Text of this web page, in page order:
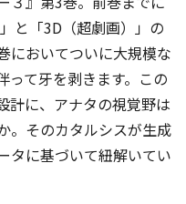
と「3D（超劇画）」の
においてついに大規模な
って牙を剥きます。この
計に、アナタの視覚野は
。そのカタルシスが生成
タに基づいて紐解いてい